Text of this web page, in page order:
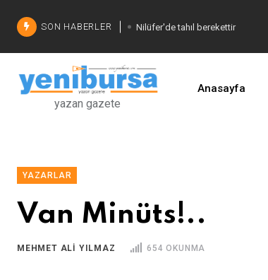
SON HABERLER Nilüfer'de tahıl berekettir
Şadi Özdemir'den çözüm
İşinizi geliştirin
yazan gazete
Anasayfa
YAZARLAR
Van Minüts!..
MEHMET ALI YILMAZ 654 OKUNMA